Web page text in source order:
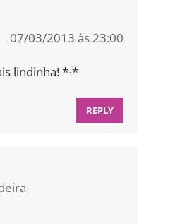
07/03/2013 às 23:00
lindinha! *-*
REPLY